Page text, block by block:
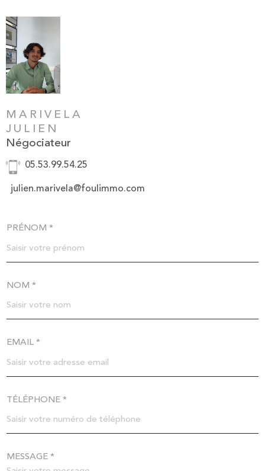
MARIVELA
JULIEN
Négociateur
05.53.99.54.25
julien.marivela@foulimmo.com
PRÉNOM *
NOM *
EMAIL *
TÉLÉPHONE *
MESSAGE *